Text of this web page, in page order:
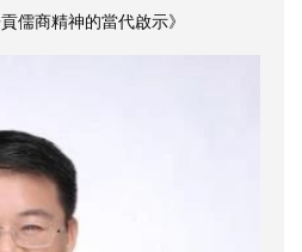
儒商精神的當代啟示》